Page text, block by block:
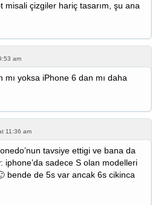
misali çizgiler hariç tasarım, şu ana
am
mı yoksa iPhone 6 dan mı daha
11:36 am
tavsiye ettigi ve bana da
iphone’da sadece S olan modelleri
bende de 5s var ancak 6s cikinca